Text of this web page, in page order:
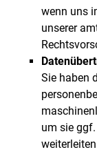
wenn uns
unserer
Sie haben
um sie